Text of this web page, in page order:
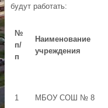
будут работать:
№
п/
п
Наименование
учреждения
1 МБОУ СОШ № 8